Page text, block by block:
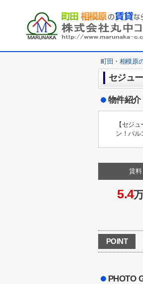
町田・相模原
セジュ
物件紹介
【セジ
ン！バル
賃料
5.4
POINT
PHOTO